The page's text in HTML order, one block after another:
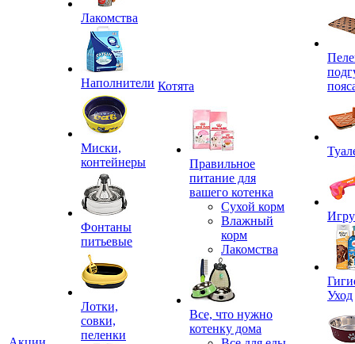
Лакомства
Наполнители
Миски,
контейнеры
Фонтаны
питьевые
Лотки,
совки,
пеленки
Котята
Правильное
питание для
вашего котенка
Сухой корм
Влажный
корм
Лакомства
Все, что нужно
котенку дома
Уход